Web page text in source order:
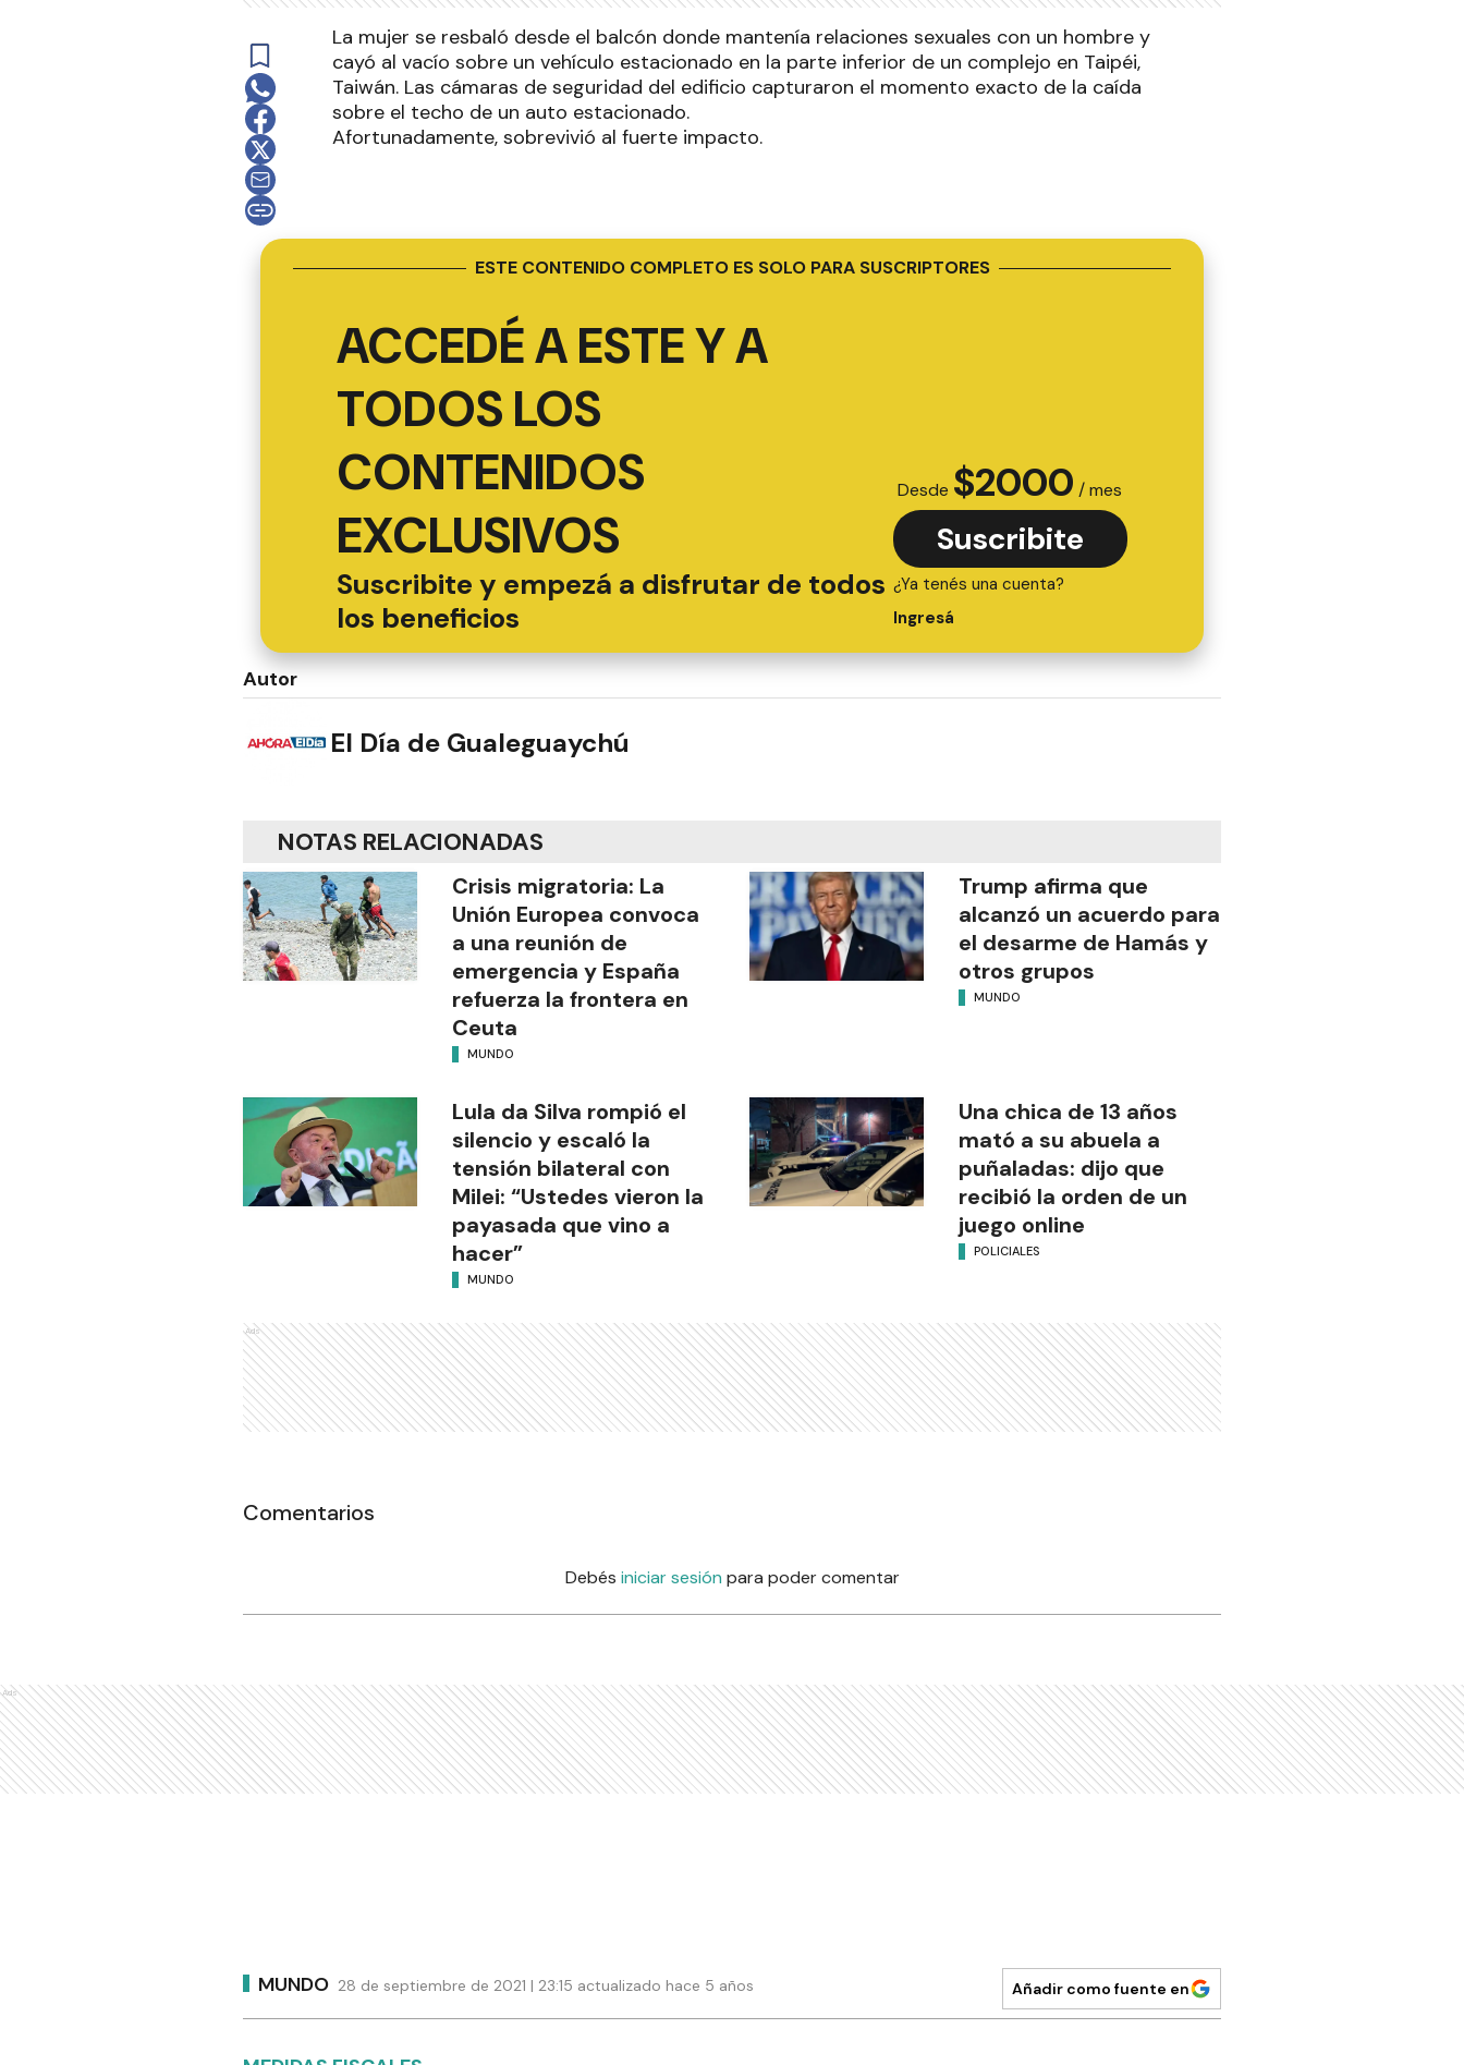
La mujer se resbaló desde el balcón donde mantenía relaciones sexuales con un hombre y
cayó al vacío sobre un vehículo estacionado en la parte inferior de un complejo en Taipéi,
Taiwán. Las cámaras de seguridad del edificio capturaron el momento exacto de la caída
sobre el techo de un auto estacionado.
Afortunadamente, sobrevivió al fuerte impacto.
ESTE CONTENIDO COMPLETO ES SOLO PARA SUSCRIPTORES
ACCEDÉ A ESTE Y A
TODOS LOS
CONTENIDOS
EXCLUSIVOS
Suscribite y empezá a disfrutar de todos
los beneficios
Desde $2000 / mes
Suscribite
¿Ya tenés una cuenta?
Ingresá
Autor
El Día de Gualeguaychú
NOTAS RELACIONADAS
Crisis migratoria: La
Unión Europea convoca
a una reunión de
emergencia y España
refuerza la frontera en
Ceuta
MUNDO
Trump afirma que
alcanzó un acuerdo para
el desarme de Hamás y
otros grupos
MUNDO
Lula da Silva rompió el
silencio y escaló la
tensión bilateral con
Milei: “Ustedes vieron la
payasada que vino a
hacer”
MUNDO
Una chica de 13 años
mató a su abuela a
puñaladas: dijo que
recibió la orden de un
juego online
POLICIALES
Ads
Comentarios
Debés iniciar sesión para poder comentar
Ads
MUNDO 28 de septiembre de 2021 | 23:15 actualizado hace 5 años Añadir como fuente en